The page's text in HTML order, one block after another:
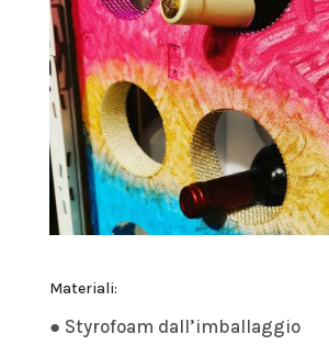
Materiali:
● Styrofoam dall’imballaggio